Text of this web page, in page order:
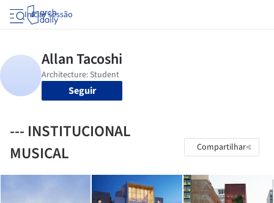
Iniciar sessão
Seguir
--- INSTITUCIONAL
MUSICAL
Compartilhar